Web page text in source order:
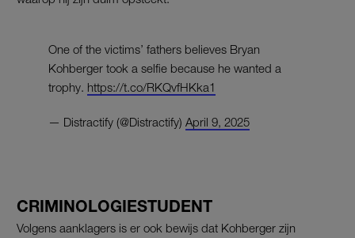
One of the victims’ fathers believes Bryan
Kohberger took a selfie because he wanted a
trophy. https://t.co/RKQvfHKka1
— Distractify (@Distractify) April 9, 2025
CRIMINOLOGIESTUDENT
Volgens aanklagers is er ook bewijs dat Kohberger zijn